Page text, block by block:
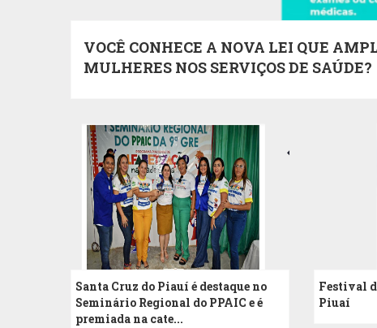
VOCÊ CONHECE A NOVA LEI QUE
MULHERES NOS SERVIÇOS DE SAÚDE?
Santa Cruz do Piauí é destaque no
Seminário Regional do PPAIC e é
premiada na cate...
Festival
Piuaí